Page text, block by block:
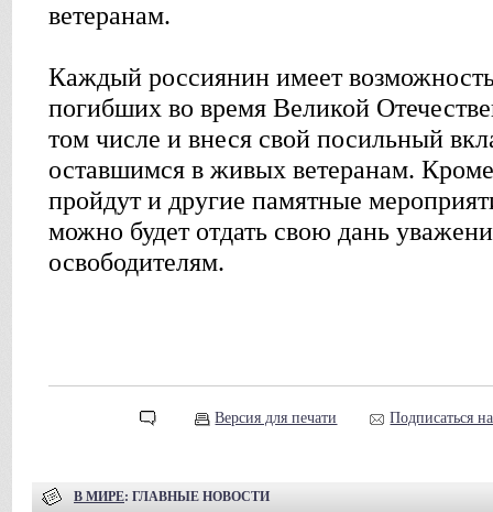
ветеранам.
Каждый россиянин имеет
погибших во время Великой
том числе и внеся свой посильный
оставшимся в живых ветеранам. Кроме
пройдут и другие памятные
можно будет отдать свою дань
освободителям.
Версия для печати Подписаться
В МИРЕ: ГЛАВНЫЕ НОВОСТИ